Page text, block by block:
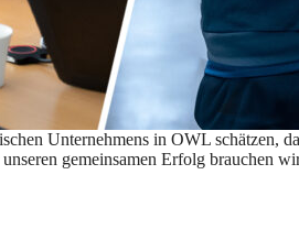
Unternehmens in OWL
gemeinsamen Erfolg brauchen